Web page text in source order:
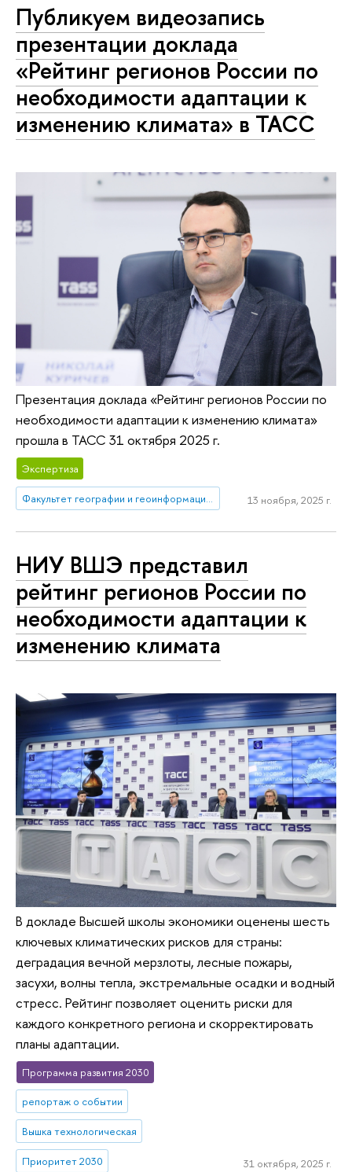
Публикуем видеозапись
презентации доклада
«Рейтинг регионов России по
необходимости адаптации к
изменению климата» в ТАСС
Презентация доклада «Рейтинг регионов России по
необходимости адаптации к изменению климата»
прошла в ТАСС 31 октября 2025 г.
Экспертиза
Факультет географии и геоинформационных технологий 13 ноября, 2025 г.
НИУ ВШЭ представил
рейтинг регионов России по
необходимости адаптации к
изменению климата
В докладе Высшей школы экономики оценены шесть
ключевых климатических рисков для страны:
деградация вечной мерзлоты, лесные пожары,
засухи, волны тепла, экстремальные осадки и водный
стресс. Рейтинг позволяет оценить риски для
каждого конкретного региона и скорректировать
планы адаптации.
Программа развития 2030
репортаж о событии
Вышка технологическая
Приоритет 2030 31 октября, 2025 г.